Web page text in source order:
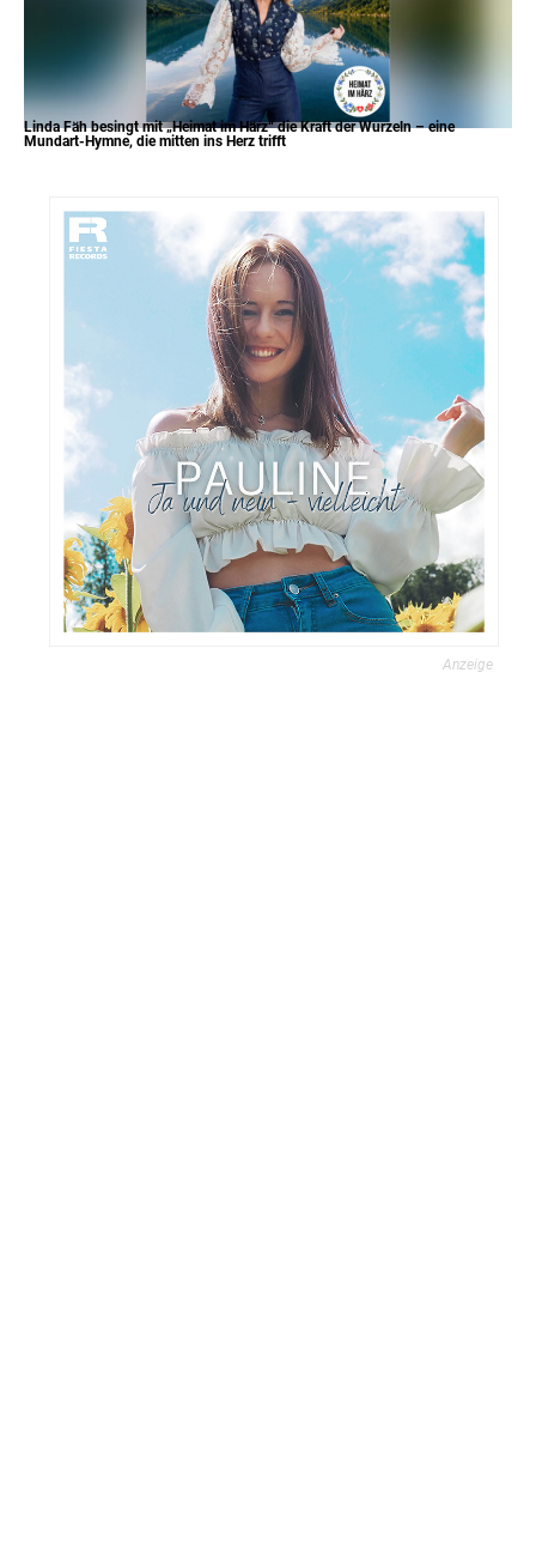
Linda Fäh besingt mit „Heimat im Härz“ die Kraft der Wurzeln – eine
Mundart-Hymne, die mitten ins Herz trifft
Anzeige